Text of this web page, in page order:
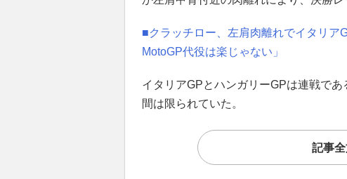
■クラッチロー、左肩肉離れでイタリア
MotoGP代役は楽じゃない」
イタリアGPとハンガリーGPは連戦で
間は限られていた。
記事